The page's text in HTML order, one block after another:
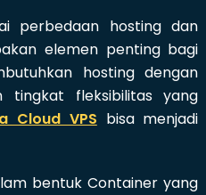
perbedaan hosting dan
elemen penting bagi
hosting dengan
tingkat fleksibilitas yang
Cloud VPS bisa menjadi
bentuk Container yang